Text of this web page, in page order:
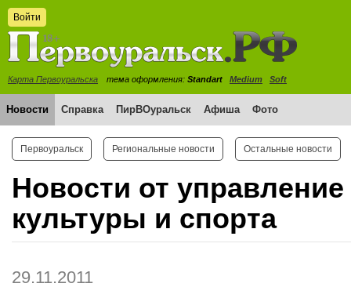
Войти
Карта Первоуральска тема оформления: Standart Medium Soft
Новости Справка ПирВОуральск Афиша Фото
Первоуральск Региональные новости Остальные новости
Новости от
культуры и спорта
29.11.2011